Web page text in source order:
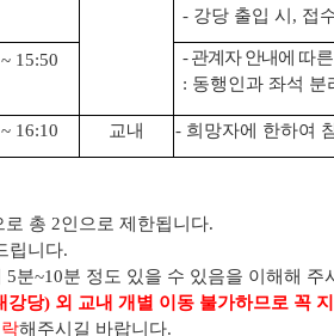
- 강당 출입 시 , 접
~ 15:50 -관계자 안내에 따
: 동행인과 좌석 분
16:10 교내 - 희망자에 한하여
로 총 2인으로 제한됩니다.
립니다.
5분~10분 정도 있을 수 있음을 이해해 주
강당) 외 교내 개별 이동 불가하므로 꼭
해주시길 바랍니다.